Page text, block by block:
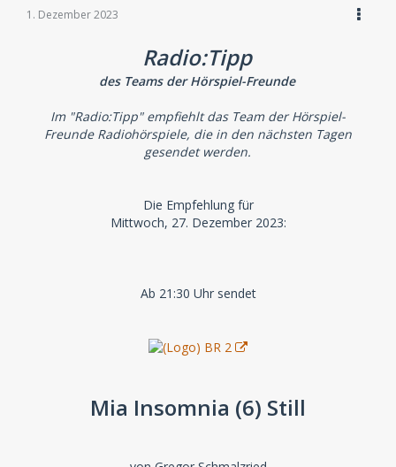
1. Dezember 2023
Radio:Tipp
des Teams der Hörspiel-Freunde
Im "Radio:Tipp" empfiehlt das Team der Hörspiel-
Freunde Radiohörspiele, die in den nächsten Tagen
gesendet werden.
Die Empfehlung für
Mittwoch, 27. Dezember 2023:
Ab 21:30 Uhr sendet
Mia Insomnia (6) Still